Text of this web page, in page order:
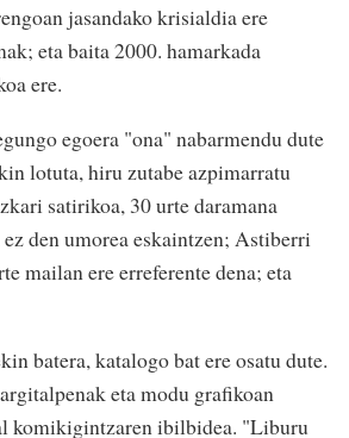
jasandako krisialdia ere
eta baita 2000. hamarkada
ere.
egoera "ona" nabarmendu dute
lotuta, hiru zutabe azpimarratu
satirikoa, 30 urte daramana
den umorea eskaintzen; Astiberri
mailan ere erreferente dena; eta
batera, katalogo bat ere osatu dute.
eta modu grafikoan
komikigintzaren ibilbidea. "Liburu